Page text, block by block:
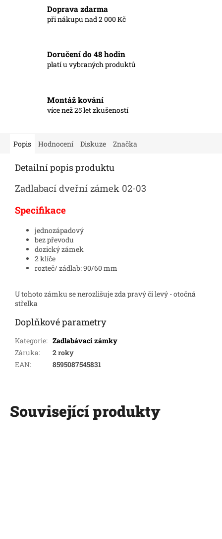
Doprava zdarma
při nákupu nad 2 000 Kč
Doručení do 48 hodin
platí u vybraných produktů
Montáž kování
více než 25 let zkušeností
Popis Hodnocení Diskuze Značka
Detailní popis produktu
Zadlabací dveřní zámek 02-03
Specifikace
jednozápadový
bez převodu
dozický zámek
2 klíče
rozteč/ zádlab: 90/60 mm
U tohoto zámku se nerozlišuje zda pravý či levý - otočná
střelka
Doplňkové parametry
Kategorie: Zadlabávací zámky
Záruka:
2 roky
EAN: 8595087545831
Související produkty